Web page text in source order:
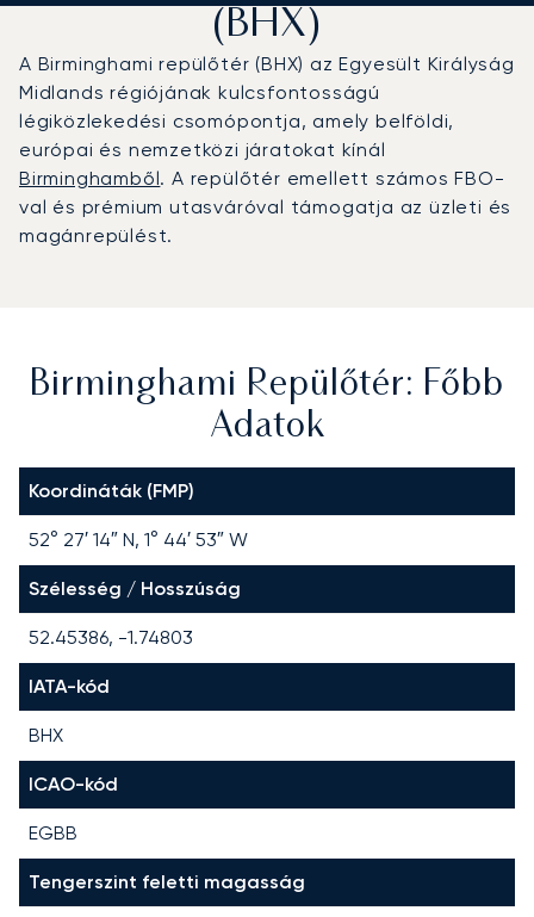
(BHX)
A Birminghami repülőtér (BHX) az Egyesült Királyság
Midlands régiójának kulcsfontosságú
légiközlekedési csomópontja, amely belföldi,
európai és nemzetközi járatokat kínál
Birminghamből. A repülőtér emellett számos FBO-
val és prémium utasváróval támogatja az üzleti és
magánrepülést.
Birminghami Repülőtér: Főbb
Adatok
Koordináták (FMP)
52° 27′ 14″ N, 1° 44′ 53″ W
Szélesség / Hosszúság
52.45386, -1.74803
IATA-kód
BHX
ICAO-kód
EGBB
Tengerszint feletti magasság